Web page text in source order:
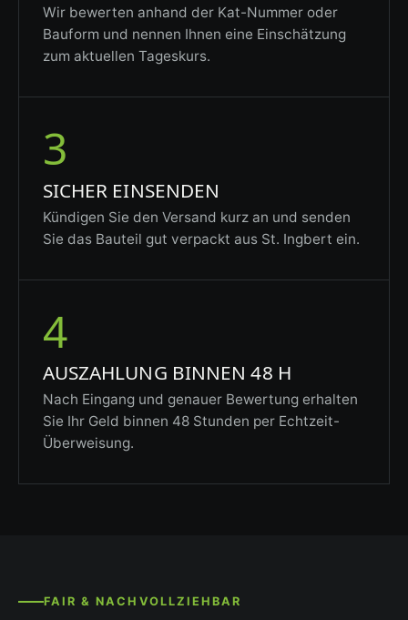
Wir bewerten anhand der Kat-Nummer oder
Bauform und nennen Ihnen eine Einschätzung
zum aktuellen Tageskurs.
3
SICHER EINSENDEN
Kündigen Sie den Versand kurz an und senden
Sie das Bauteil gut verpackt aus St. Ingbert ein.
4
AUSZAHLUNG BINNEN 48 H
Nach Eingang und genauer Bewertung erhalten
Sie Ihr Geld binnen 48 Stunden per Echtzeit-
Überweisung.
FAIR & NACHVOLLZIEHBAR